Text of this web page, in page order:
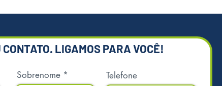
para até 75L.
em PEMD;
manipulados com
CONTATO. LIGAMOS PARA VOCÊ!
Sobrenome Telefone